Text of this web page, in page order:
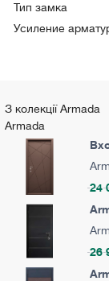
Тип замка
Усиление
З колекції Armada
Armada
24
26